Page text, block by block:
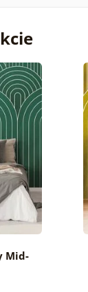
Mid-